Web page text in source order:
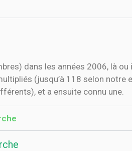
dans les années 2006, là
(jusqu’à 118 selon
et a ensuite connu une.